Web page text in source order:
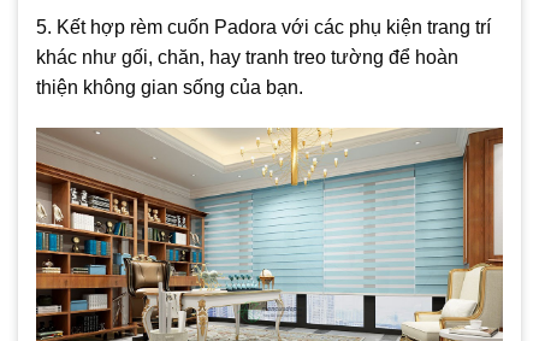
5. Kết hợp rèm cuốn Padora với các phụ kiện trang trí
khác như gối, chăn, hay tranh treo tường để hoàn
thiện không gian sống của bạn.